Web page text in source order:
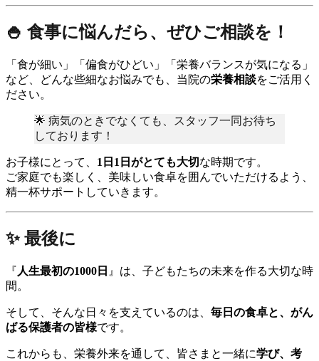
🍚 食事に悩んだら、ぜひご相談を！
「食が細い」「偏食がひどい」「栄養バランスが気になる」
など、どんな些細なお悩みでも、当院の栄養相談をご活用く
ださい。
🌟 病気のときでなくても、スタッフ一同お待ち
しております！
お子様にとって、 1日1日がとても大切な時期です。
ご家庭でも楽しく、美味しい食卓を囲んでいただけるよう、
精一杯サポートしていきます。
✨ 最後に
『 人生最初の1000日 』は、子どもたちの未来を作る大切な時
間。
そして、そんな日々を支えているのは、 毎日の食卓と、がん
ばる保護者の皆様です。
これからも、栄養外来を通して、皆さまと一緒に学び、考